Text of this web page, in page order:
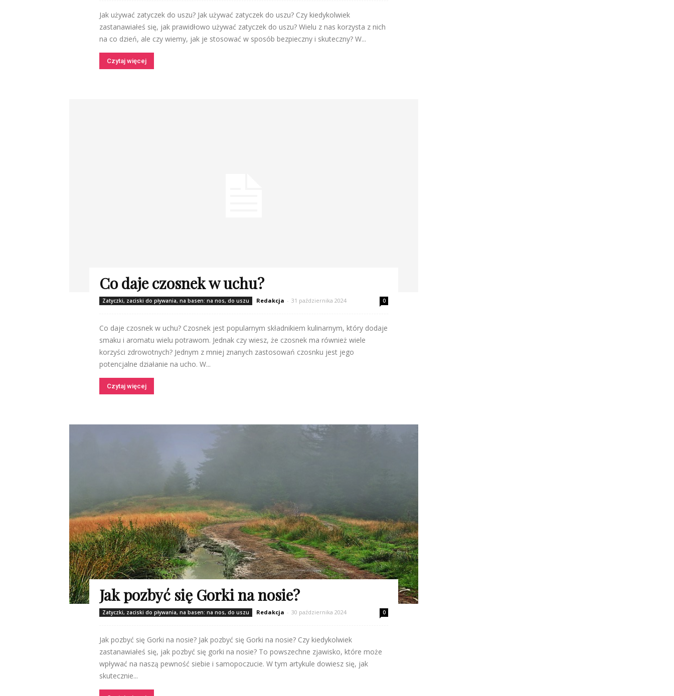
Jak używać zatyczek do uszu? Jak używać zatyczek do uszu? Czy kiedykolwiek
zastanawiałeś się, jak prawidłowo używać zatyczek do uszu? Wielu z nas korzysta z nich
na co dzień, ale czy wiemy, jak je stosować w sposób bezpieczny i skuteczny? W...
Czytaj więcej
Co daje czosnek w uchu?
Zatyczki, zaciski do pływania, na basen: na nos, do uszu Redakcja - 31 października 2024 0
Co daje czosnek w uchu? Czosnek jest popularnym składnikiem kulinarnym, który dodaje
smaku i aromatu wielu potrawom. Jednak czy wiesz, że czosnek ma również wiele
korzyści zdrowotnych? Jednym z mniej znanych zastosowań czosnku jest jego
potencjalne działanie na ucho. W...
Czytaj więcej
Jak pozbyć się Gorki na nosie?
Zatyczki, zaciski do pływania, na basen: na nos, do uszu Redakcja - 30 października 2024 0
Jak pozbyć się Gorki na nosie? Jak pozbyć się Gorki na nosie? Czy kiedykolwiek
zastanawiałeś się, jak pozbyć się gorki na nosie? To powszechne zjawisko, które może
wpływać na naszą pewność siebie i samopoczucie. W tym artykule dowiesz się, jak
skutecznie...